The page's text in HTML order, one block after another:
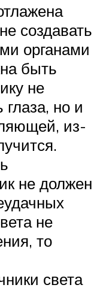
создавать
органами
быть
не
глаза, но и
из-
не должен
не
то
света